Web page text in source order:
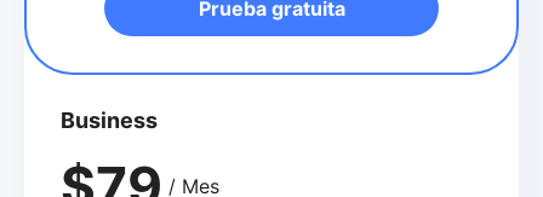
Prueba gratuita
Business
/ Mes